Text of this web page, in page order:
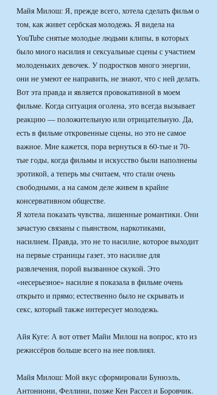
Майя Милош: Я, прежде всего, хотела сделать фильм о
том, как живет сербская молодежь. Я видела на
YouTube снятые молодые людьми клипы, в которых
было много насилия и сексуальные сцены с участием
молоденьких девочек. У подростков много энергии,
они не умеют ее направить, не знают, что с ней делать.
Вот эта правда и является провокативной в моем
фильме. Когда ситуация оголена, это всегда вызывает
реакцию — положительную или отрицательную. Да,
есть в фильме откровенные сцены, но это не самое
важное. Мне кажется, пора вернуться в 60-тые и 70-
тые годы, когда фильмы и искусство были наполнены
эротикой, а теперь мы считаем, что стали очень
свободными, а на самом деле живем в крайне
консервативном обществе.
Я хотела показать чувства, лишенные романтики. Они
зачастую связаны с пьянством, наркотиками,
насилием. Правда, это не то насилие, которое выходит
на первые страницы газет, это насилие для
развлечения, порой вызванное скукой. Это
«несерьезное» насилие я показала в фильме очень
открыто и прямо; естественно было не скрывать и
секс, который также интересует молодежь.
Айя Куге: А вот ответ Майи Милош на вопрос, кто из
режиссёров больше всего на нее повлиял.
Майя Милош: Мой вкус сформировали Бунюэль,
Антониони, Феллини, позже Кен Рассел и Боровчик.